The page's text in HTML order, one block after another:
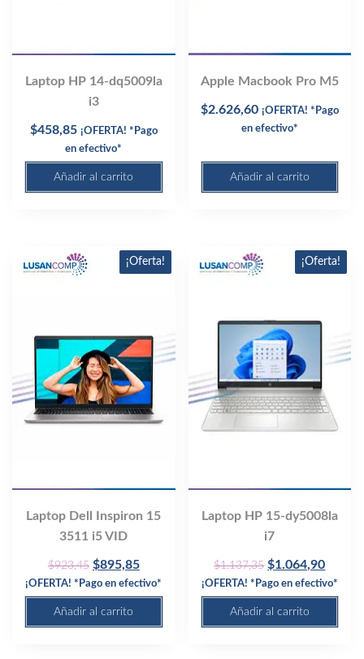
Laptop HP 14-dq5009la
i3
$458,85 ¡OFERTA! *Pago
en efectivo*
Añadir al carrito
Apple Macbook Pro M5
$2.626,60 ¡OFERTA! *Pago
en efectivo*
Añadir al carrito
¡Oferta!
Laptop Dell Inspiron 15
3511 i5 VID
$923,45 Original
price
was:
$923,45.
$895,85Current
price
$895,85.
¡OFERTA! *Pago en efectivo*
Añadir al carrito
¡Oferta!
Laptop HP 15-dy5008la
i7
$1.137,35 Original
price
was:
$1.137,35.
$1.064,90
price
¡OFERTA! *Pago en efectivo*
Añadir al carrito